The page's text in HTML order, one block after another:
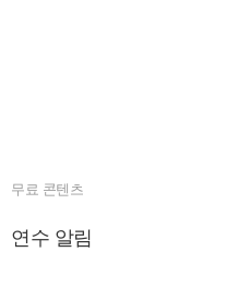
무료 콘텐츠
연수 알림